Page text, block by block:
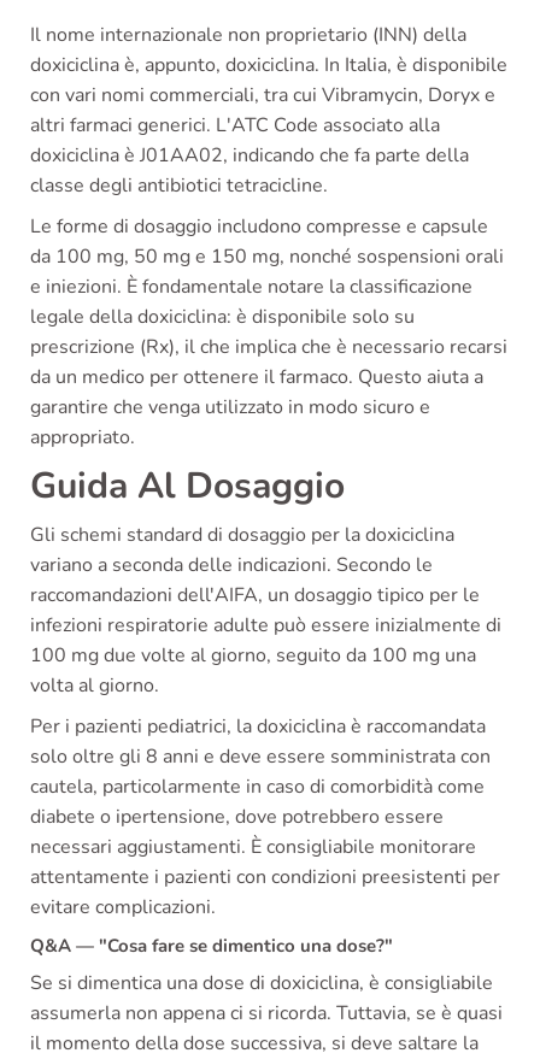
Il nome internazionale non proprietario (INN) della
doxiciclina è, appunto, doxiciclina. In Italia, è disponibile
con vari nomi commerciali, tra cui Vibramycin, Doryx e
altri farmaci generici. L'ATC Code associato alla
doxiciclina è J01AA02, indicando che fa parte della
classe degli antibiotici tetracicline.
Le forme di dosaggio includono compresse e capsule
da 100 mg, 50 mg e 150 mg, nonché sospensioni orali
e iniezioni. È fondamentale notare la classificazione
legale della doxiciclina: è disponibile solo su
prescrizione (Rx), il che implica che è necessario recarsi
da un medico per ottenere il farmaco. Questo aiuta a
garantire che venga utilizzato in modo sicuro e
appropriato.
Guida Al Dosaggio
Gli schemi standard di dosaggio per la doxiciclina
variano a seconda delle indicazioni. Secondo le
raccomandazioni dell'AIFA, un dosaggio tipico per le
infezioni respiratorie adulte può essere inizialmente di
100 mg due volte al giorno, seguito da 100 mg una
volta al giorno.
Per i pazienti pediatrici, la doxiciclina è raccomandata
solo oltre gli 8 anni e deve essere somministrata con
cautela, particolarmente in caso di comorbidità come
diabete o ipertensione, dove potrebbero essere
necessari aggiustamenti. È consigliabile monitorare
attentamente i pazienti con condizioni preesistenti per
evitare complicazioni.
Q&A — "Cosa fare se dimentico una dose?"
Se si dimentica una dose di doxiciclina, è consigliabile
assumerla non appena ci si ricorda. Tuttavia, se è quasi
il momento della dose successiva, si deve saltare la